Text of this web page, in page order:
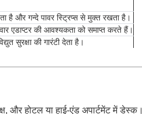
है और गन्दे पावर स्ट्रिप्स से मुक्त रखता है।
एडाप्टर की आवश्यकता को समाप्त करते हैं।
सुरक्षा की गारंटी देता है।
और होटल या हाई-एंड अपार्टमेंट में डेस्क।